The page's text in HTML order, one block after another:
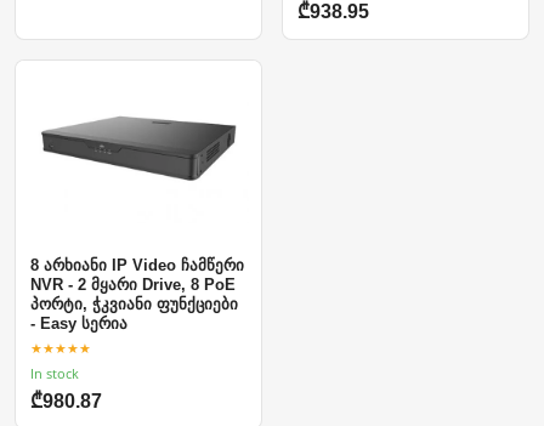
₾938.95
8 არხიანი IP Video ჩამწერი
NVR - 2 მყარი Drive, 8 PoE
პორტი, ჭკვიანი ფუნქციები
- Easy სერია
★★★★★
In stock
₾980.87